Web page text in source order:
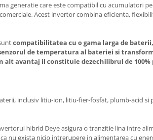
generatie care este compatibil cu acumulatori
Acest invertor combina eficienta,
compatibilitatea cu o gama larga de
de temperatura al bateriei si
avantaj il constituie dezechilibrul de
inclusiv litiu-ion, litiu-fier-fosfat, plumb-acid
hibrid Deye asigura o tranzitie lina intre
nu exista nicio intrerupere in alimentarea cu